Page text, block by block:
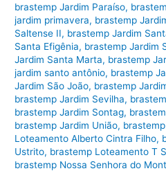
brastemp Jardim Paraíso,
jardim primavera, brastemp
Saltense II, brastemp Jardim
Santa Efigênia, brastemp Jardim
Jardim Santa Marta, brastemp
jardim santo antônio, brastemp
Jardim São João, brastemp
brastemp Jardim Sevilha,
brastemp Jardim Sontag,
brastemp Jardim União,
Loteamento Alberto Cintra Filho,
Ustrito, brastemp Loteamento T
brastemp Nossa Senhora do